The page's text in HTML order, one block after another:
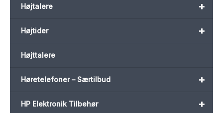
+
Højtalere
+
Højtider
Højttalere
+
Høretelefoner – Særtilbud
+
HP Elektronik Tilbehør